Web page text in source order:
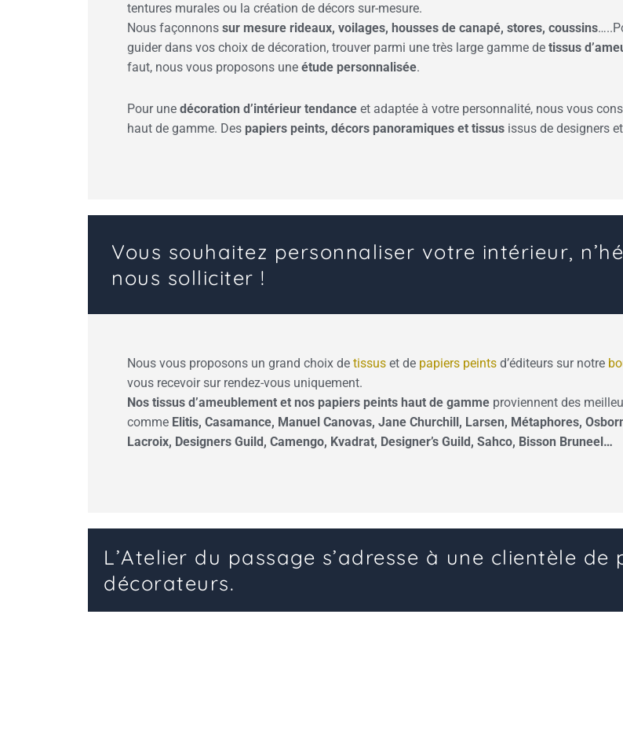
tentures murales ou la création de décors sur-mesure.
Nous façonnons sur mesure rideaux, voilages, housses de canapé, stores, coussins
guider dans vos choix de décoration, trouver parmi une très large gamme de tissus
faut, nous vous proposons une étude personnalisée.
Pour une décoration d’intérieur tendance et adaptée à votre personnalité, nous vous
haut de gamme. Des papiers peints, décors panoramiques et tissus issus de designers
Vous souhaitez personnaliser votre intérieur,
nous solliciter !
Nous vous proposons un grand choix de tissus et de papiers peints d’éditeurs sur notre
vous recevoir sur rendez-vous uniquement.
Nos tissus d’ameublement et nos papiers peints haut de gamme proviennent des
comme Elitis, Casamance, Manuel Canovas, Jane Churchill, Larsen, Métaphores,
Lacroix, Designers Guild, Camengo, Kvadrat, Designer’s Guild, Sahco, Bisson Bruneel…
L’Atelier du passage s’adresse à une clientèle
décorateurs.